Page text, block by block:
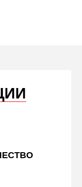
ВКонтакте